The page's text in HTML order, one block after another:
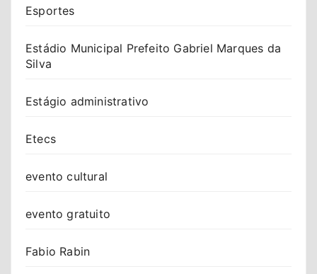
Esportes
Estádio Municipal Prefeito Gabriel Marques da
Silva
Estágio administrativo
Etecs
evento cultural
evento gratuito
Fabio Rabin